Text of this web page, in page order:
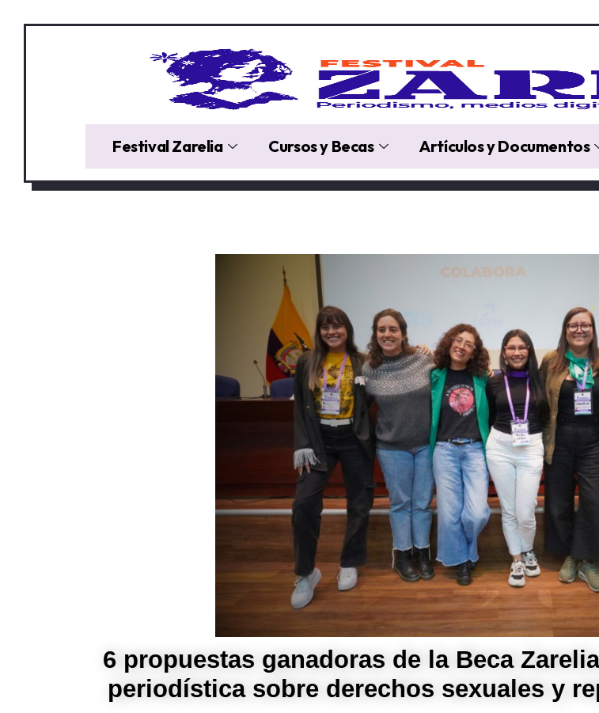
Festival Zarelia Cursos y Becas Artículos y Documentos
6 propuestas ganadoras de la Beca
periodística sobre derechos sexuales y